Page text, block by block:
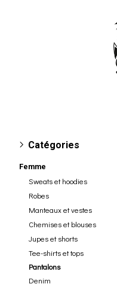
Catégories
Femme
Sweats et hoodies
Robes
Manteaux et vestes
Chemises et blouses
Jupes et shorts
Tee-shirts et tops
Pantalons
Denim